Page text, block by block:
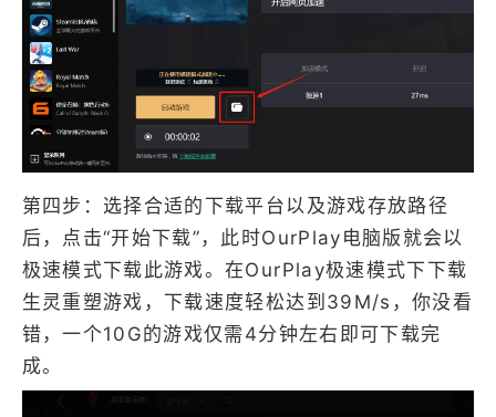
第四步：选择合适的下载平台以及游戏存放路径
后，点击“开始下载”，此时OurPlay电脑版就会以
极速模式下载此游戏。在OurPlay极速模式下下载
生灵重塑游戏，下载速度轻松达到39M/s，你没看
错，一个10G的游戏仅需4分钟左右即可下载完
成。